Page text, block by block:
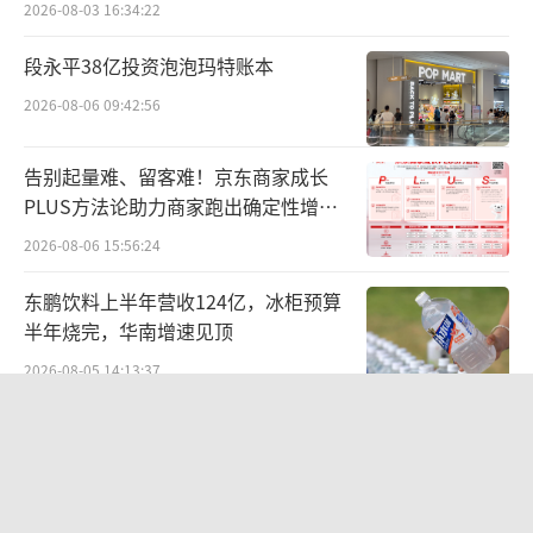
团沃尔格林，用153亿美元收购欧洲医药流
通“一哥”联合博姿，合并形成后来的沃博
联。
但这一轰轰烈烈的新起点，反倒成为其走
下坡路的分水岭。
首先，资本运作失衡。
2026-08-03 16:34:22
段永平38亿投资泡泡玛特账本
2026-08-06 09:42:56
告别起量难、留客难！京东商家成长
PLUS方法论助力商家跑出确定性增长
路径
2026-08-06 15:56:24
东鹏饮料上半年营收124亿，冰柜预算
半年烧完，华南增速见顶
2026-08-05 14:13:37